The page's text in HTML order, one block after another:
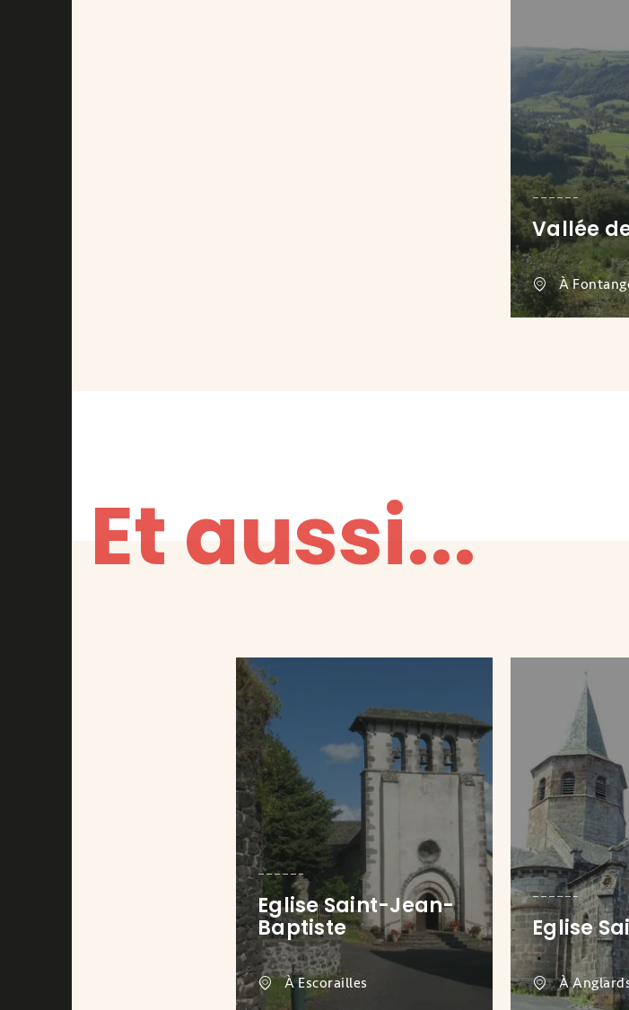
Vallée
À
Et aussi...
Eglise Saint-Jean-
Baptiste
À Escorailles
Eglise
À